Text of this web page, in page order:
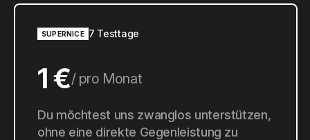
SUPERNICE 7 Testtage
1 € pro Monat
10 € pro Jahr
Du möchtest uns zwanglos unterstützen,
ohne eine direkte Gegenleistung zu